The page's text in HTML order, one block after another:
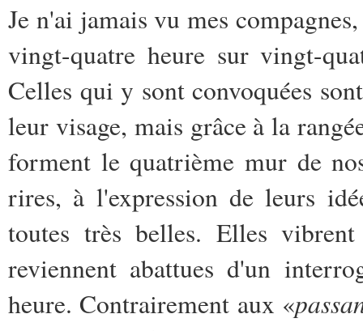
Je n'ai jamais vu mes
vingt-quatre heure sur vingt-
Celles qui y sont convoquées
leur visage, mais grâce à la
forment le quatrième mur de
rires, à l'expression de leurs
toutes très belles. Elles
reviennent abattues d'un
heure. Contrairement aux «